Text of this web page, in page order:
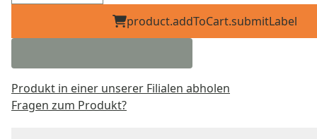
product.addToCart.submitLabel
Produkt in einer unserer Filialen abholen
Fragen zum Produkt?